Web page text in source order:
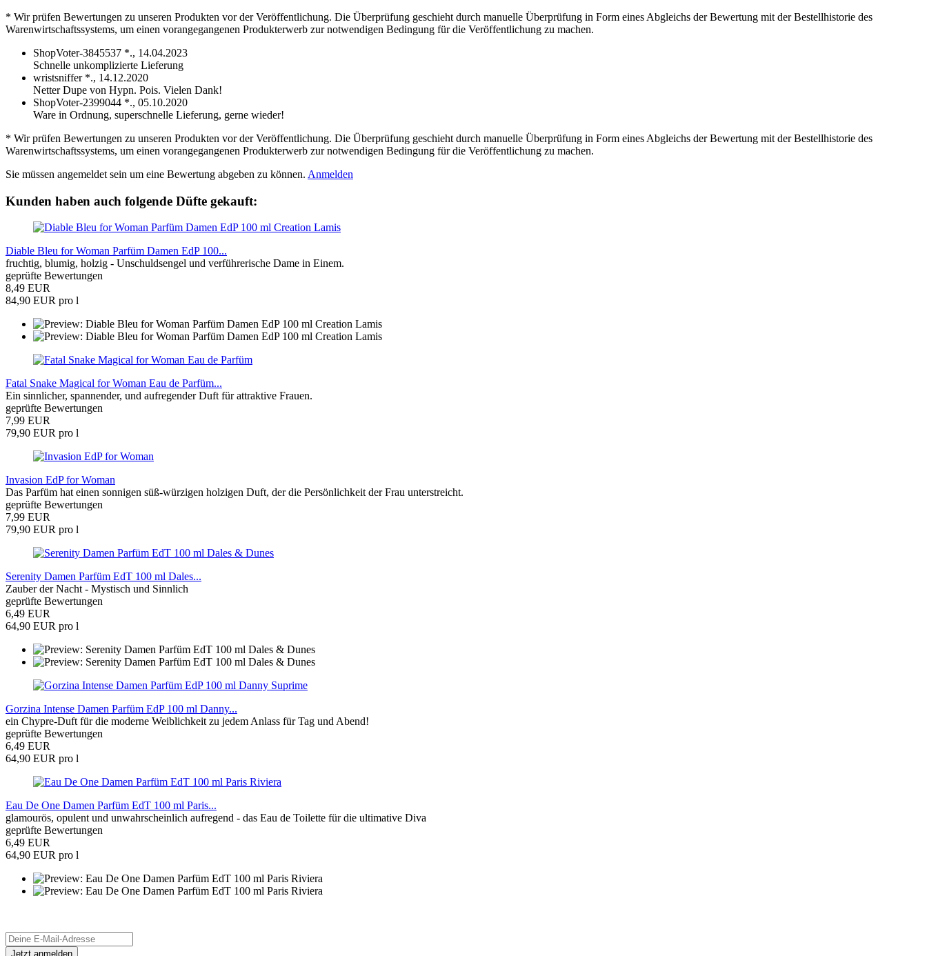
* Wir prüfen Bewertungen zu unseren Produkten vor der Veröffentlichung. Die Überprüfung geschieht durch manuelle Überprüfung in Form eines Abgleichs der Bewertung mit der Bestellhistorie des
Warenwirtschaftssystems, um einen vorangegangenen Produkterwerb zur notwendigen Bedingung für die Veröffentlichung zu machen.
ShopVoter-3845537 *., 14.04.2023
Schnelle unkomplizierte Lieferung
wristsniffer *., 14.12.2020
Netter Dupe von Hypn. Pois. Vielen Dank!
ShopVoter-2399044 *., 05.10.2020
Ware in Ordnung, superschnelle Lieferung, gerne wieder!
* Wir prüfen Bewertungen zu unseren Produkten vor der Veröffentlichung. Die Überprüfung geschieht durch manuelle Überprüfung in Form eines Abgleichs der Bewertung mit der Bestellhistorie des
Warenwirtschaftssystems, um einen vorangegangenen Produkterwerb zur notwendigen Bedingung für die Veröffentlichung zu machen.
Sie müssen angemeldet sein um eine Bewertung abgeben zu können. Anmelden
Kunden haben auch folgende Düfte gekauft:
Diable Bleu for Woman Parfüm Damen EdP 100...
fruchtig, blumig, holzig - Unschuldsengel und verführerische Dame in Einem.
geprüfte Bewertungen
8,49 EUR
84,90 EUR pro l
Fatal Snake Magical for Woman Eau de Parfüm...
Ein sinnlicher, spannender, und aufregender Duft für attraktive Frauen.
geprüfte Bewertungen
7,99 EUR
79,90 EUR pro l
Invasion EdP for Woman
Das Parfüm hat einen sonnigen süß-würzigen holzigen Duft, der die Persönlichkeit der Frau unterstreicht.
geprüfte Bewertungen
7,99 EUR
79,90 EUR pro l
Serenity Damen Parfüm EdT 100 ml Dales...
Zauber der Nacht - Mystisch und Sinnlich
geprüfte Bewertungen
6,49 EUR
64,90 EUR pro l
Gorzina Intense Damen Parfüm EdP 100 ml Danny...
ein Chypre-Duft für die moderne Weiblichkeit zu jedem Anlass für Tag und Abend!
geprüfte Bewertungen
6,49 EUR
64,90 EUR pro l
Eau De One Damen Parfüm EdT 100 ml Paris...
glamourös, opulent und unwahrscheinlich aufregend - das Eau de Toilette für die ultimative Diva
geprüfte Bewertungen
6,49 EUR
64,90 EUR pro l